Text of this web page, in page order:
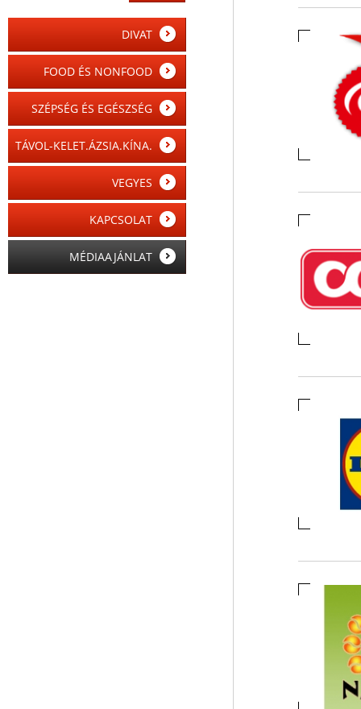
DIVAT
FOOD ÉS NONFOOD
SZÉPSÉG ÉS EGÉSZSÉG
TÁVOL-KELET.ÁZSIA.KÍNA.
VEGYES
KAPCSOLAT
MÉDIAAJÁNLAT